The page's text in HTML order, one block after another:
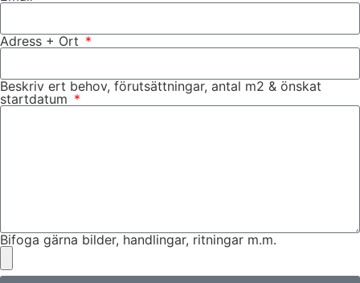
Adress + Ort
Beskriv ert behov, förutsättningar, antal m2 & önskat
startdatum
Bifoga gärna bilder, handlingar, ritningar m.m.